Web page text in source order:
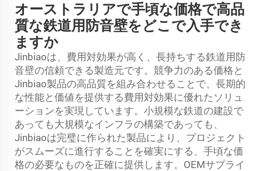
オーストラリアで手頃な価格で高品
質な鉄道用防音壁をどこで入手でき
ますか
Jinbiaoは、費用対効果が高く、長持ちする鉄道用防
音壁の信頼できる製造元です。競争力のある価格と
Jinbiao製品の高品質を組み合わせることで、長期的
な性能と価値を提供する費用対効果に優れたソリュ
ーションを実現しています。小規模な鉄道の建設で
あっても大規模なインフラの構築であっても、
Jinbiaoは完璧に作られた製品により、プロジェクト
がスムーズに進行することを確実にする、手頃な価
格の必要なものを正確に提供します。OEMサプライ